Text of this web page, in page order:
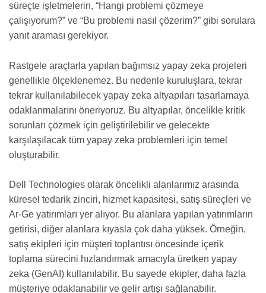
süreçte işletmelerin, “Hangi problemi çözmeye
çalışıyorum?” ve “Bu problemi nasıl çözerim?” gibi sorulara
yanıt araması gerekiyor.
Rastgele araçlarla yapılan bağımsız yapay zeka projeleri
genellikle ölçeklenemez. Bu nedenle kuruluşlara, tekrar
tekrar kullanılabilecek yapay zeka altyapıları tasarlamaya
odaklanmalarını öneriyoruz. Bu altyapılar, öncelikle kritik
sorunları çözmek için geliştirilebilir ve gelecekte
karşılaşılacak tüm yapay zeka problemleri için temel
oluşturabilir.
Dell Technologies olarak öncelikli alanlarımız arasında
küresel tedarik zinciri, hizmet kapasitesi, satış süreçleri ve
Ar-Ge yatırımları yer alıyor. Bu alanlara yapılan yatırımların
getirisi, diğer alanlara kıyasla çok daha yüksek. Örneğin,
satış ekipleri için müşteri toplantısı öncesinde içerik
toplama sürecini hızlandırmak amacıyla üretken yapay
zeka (GenAI) kullanılabilir. Bu sayede ekipler, daha fazla
müşteriye odaklanabilir ve gelir artışı sağlanabilir.